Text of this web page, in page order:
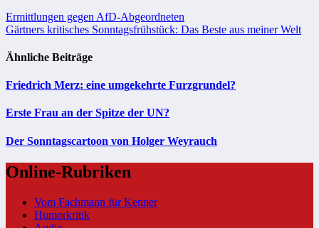
Beitragsnavigation
Ermittlungen gegen AfD-Abgeordneten
Gärtners kritisches Sonntagsfrühstück: Das Beste aus meiner Welt
Ähnliche Beiträge
Friedrich Merz: eine umgekehrte Furzgrundel?
Erste Frau an der Spitze der UN?
Der Sonntagscartoon von Holger Weyrauch
Online-Rubriken
Vom Fachmann für Kenner
Humorkritik